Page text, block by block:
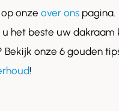
onze over ons pagina.
u het beste uw dakraam
Bekijk onze 6 gouden
!